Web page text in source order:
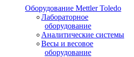
Оборудование Mettler Toledo
Лабораторное
оборудование
Аналитические системы
Весы и весовое
оборудование